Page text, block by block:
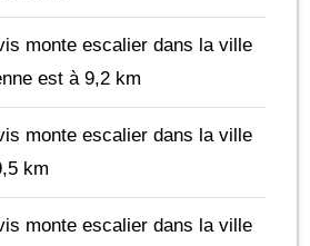
monte escalier dans la ville
est à 9,2 km
monte escalier dans la ville
km
monte escalier dans la ville